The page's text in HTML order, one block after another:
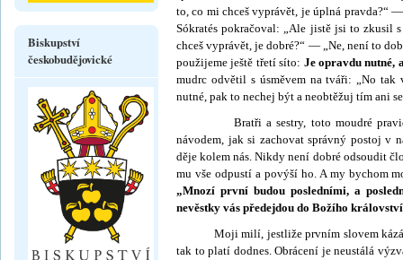
to, co mi chceš vyprávět, je úplná pravda?“
Sókratés pokračoval: „Ale jistě jsi to zkusil
chceš vyprávět, je dobré?“ — „Ne, není to
použijeme ještě třetí síto: Je opravdu nutné,
mudrc odvětil s úsmě­vem na tváři: „No
nutné, pak to nechej být a neobtěžuj tím ani
Bratři a sestry, toto moudré pravidlo,
návodem, jak si zachovat správný postoj v
děje kolem nás. Nikdy není dobré odsou­dit
mu vše odpustí a povýší ho. A my bychom
„Mnozí první budou posledními, a
nevěstky vás předejdou do Božího
Moji milí, jestliže prvním slovem kázání
tak to platí dodnes. Obrácení je neustálá
Biskupství
českobudějovické